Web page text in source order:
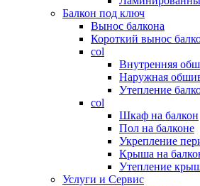
Балкон под ключ
Вынос балкона
Короткий вынос
col
Внутренняя
Наружная
Утепление
col
Шкаф на балкон
Пол на балконе
Укрепление
Крыша на
Утепление
Услуги и Сервис